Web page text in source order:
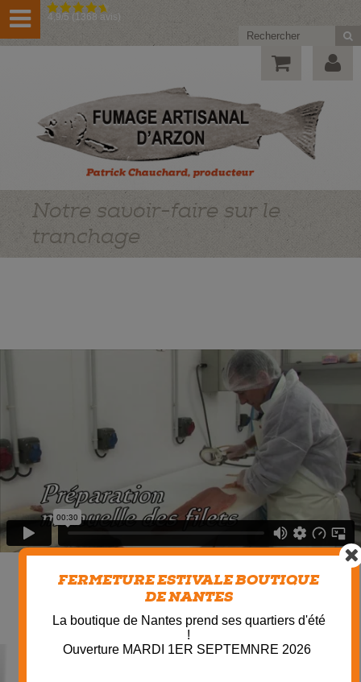
4,9/5 (1368 avis)
Notre savoir-faire sur le
tranchage
FERMETURE ESTIVALE BOUTIQUE
DE NANTES
La boutique de Nantes prend ses quartiers d'été
!
Ouverture MARDI 1ER SEPTEMNRE 2026